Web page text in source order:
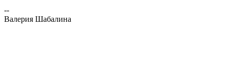
--
Валерия Шабалина